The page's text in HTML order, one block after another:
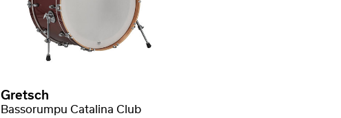
Gretsch
Bassorumpu Catalina Club